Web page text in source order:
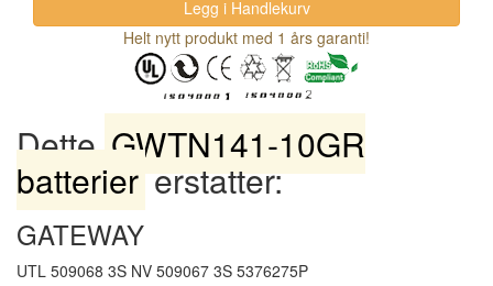
Helt nytt produkt med 1 års garanti!
DetteGWTN141-10GR
batteriererstatter:
GATEWAY
UTL 509068 3S NV 509067 3S 5376275P